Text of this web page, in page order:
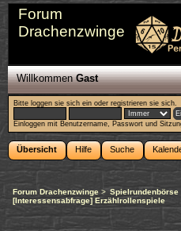
Forum
Drachenzwinge
WillkommenGast
Bitte loggen sie sich ein oderregistrieren sie sich.
Einloggen mit Benutzername, Passwort und
Übersicht Hilfe Suche
Forum Drachenzwinge > Spielrundenbörse
[Interessensabfrage] Erzählrollenspiele